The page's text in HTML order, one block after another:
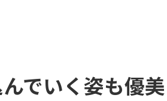
でいく姿も優美